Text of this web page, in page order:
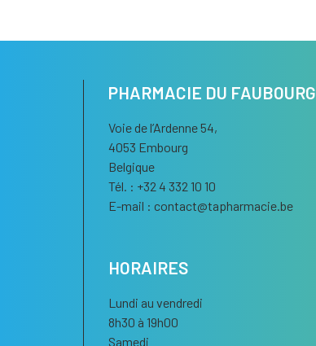
PHARMACIE DU FAUBOURG
Voie de l’Ardenne 54,
4053 Embourg
Belgique
Tél. : +32 4 332 10 10
E-mail : contact@tapharmacie.be
HORAIRES
Lundi au vendredi
8h30 à 19h00
Samedi